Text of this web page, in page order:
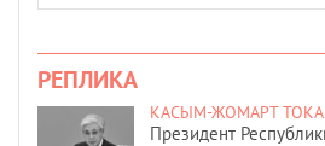
РЕПЛИКА
КАСЫМ-ЖОМАРТ
Президент